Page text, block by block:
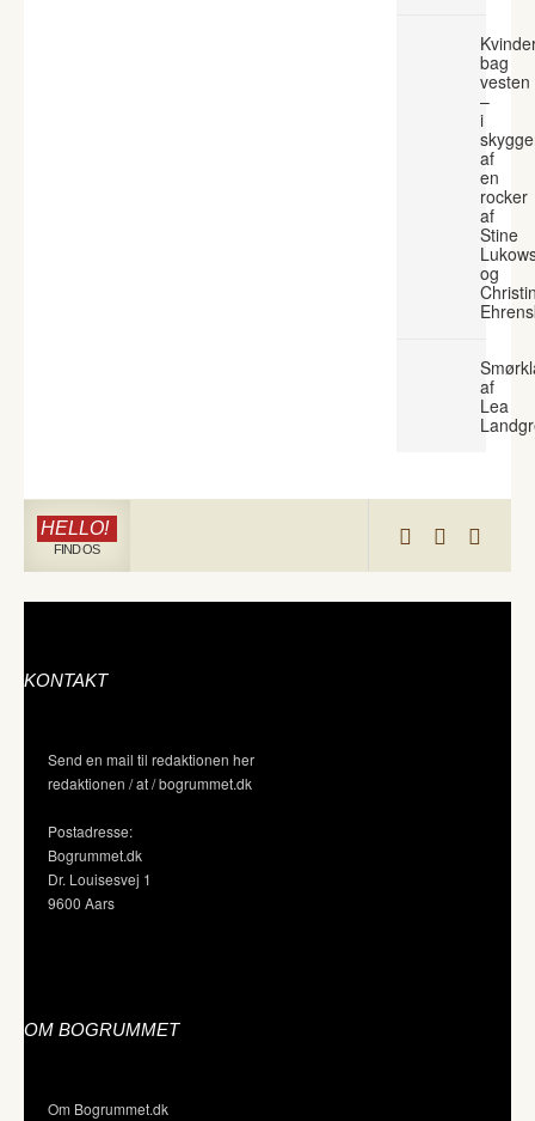
bag
vesten
–
i
af
en
rocker
af
Stine
og
af
Lea
HELLO!
FIND OS
KONTAKT
Send en mail til redaktionen her
redaktionen / at / bogrummet.dk
Postadresse:
Bogrummet.dk
Dr. Louisesvej 1
9600 Aars
OM BOGRUMMET
Om Bogrummet.dk